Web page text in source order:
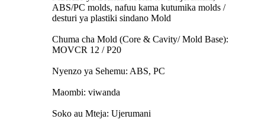
ABS/PC molds, nafuu kama kutumika molds /
desturi ya plastiki sindano Mold
Chuma cha Mold (Core & Cavity/ Mold Base):
MOVCR 12 / P20
Nyenzo ya Sehemu: ABS, PC
Maombi: viwanda
Soko au Mteja: Ujerumani